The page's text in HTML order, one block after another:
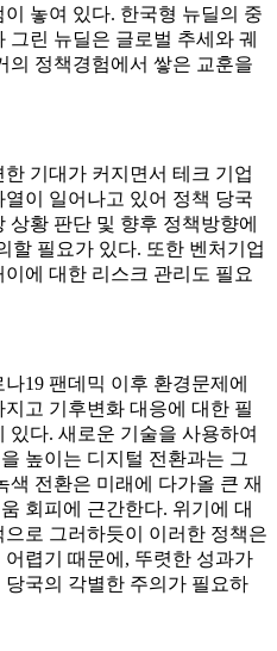
이 놓여 있다. 한국형 뉴딜의 중
그린 뉴딜은 글로벌 추세와 궤
의 정책경험에서 쌓은 교훈을
기대가 커지면서 테크 기업
이 일어나고 있어 정책 당국
상황 판단 및 향후 정책방향에
할 필요가 있다. 또한 벤처기업
에 대한 리스크 관리도 필요
나19 팬데믹 이후 환경문제에
고 기후변화 대응에 대한 필
있다. 새로운 기술을 사용하여
높이는 디지털 전환과는 그
색 전환은 미래에 다가올 큰 재
회피에 근간한다. 위기에 대
로 그러하듯이 이러한 정책은
렵기 때문에 , 뚜렷한 성과가
국의 각별한 주의가 필요하